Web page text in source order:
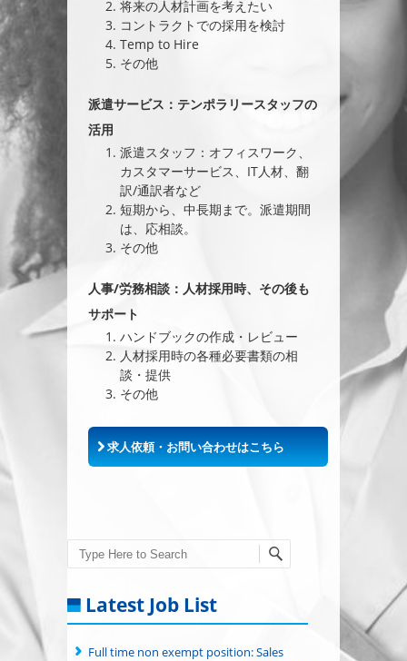
将来の人材計画を考えたい
コントラクトでの採用を検討
Temp to Hire
その他
派遣サービス：テンポラリースタッフの
活用
派遣スタッフ：オフィスワーク、
カスタマーサービス、IT人材、翻
訳/通訳者など
短期から、中長期まで。派遣期間
は、応相談。
その他
人事/労務相談：人材採用時、その後も
サポート
ハンドブックの作成・レビュー
人材採用時の各種必要書類の相
談・提供
その他
求人依頼・お問い合わせはこちら
Search
Latest Job List
Full time non exempt position: Sales